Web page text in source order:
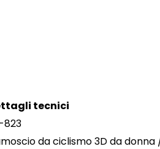
tecnici
823
da ciclismo 3D da